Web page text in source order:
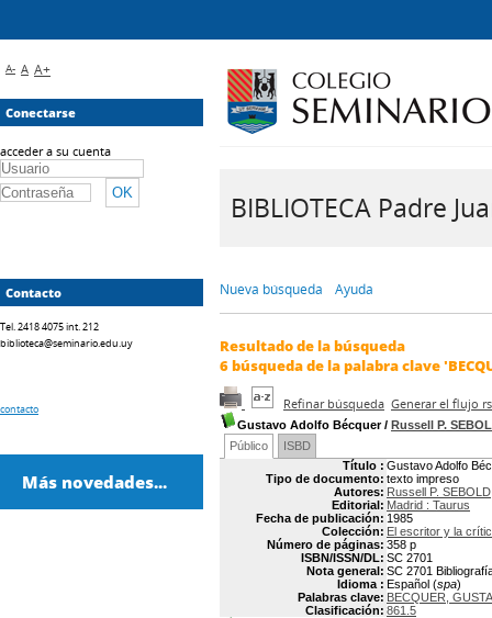
BIBLIOTECA Padre
Nueva búsqueda Ayuda
Resultado de la búsqueda
6búsqueda de la palabra clave
Refinar búsqueda Generar el flujo
Gustavo Adolfo Bécquer/ Russell P.
Público
ISBD
Título : Gustavo Adolfo
Tipo de documento: texto impreso
Autores: Russell P. SEBOLD
Editorial: Madrid : Taurus
Fecha de publicación: 1985
Colección: El escritor y la
Número de páginas: 358 p
ISBN/ISSN/DL: SC 2701
Nota general: SC 2701
Idioma : Español (spa)
Palabras clave: BECQUER,
Clasificación: 861.5
A- A A+
Conectarse
acceder a su cuenta
Contacto
Tel. 2418 4075 int. 212
biblioteca@seminario.edu.uy
contacto
Más novedades...